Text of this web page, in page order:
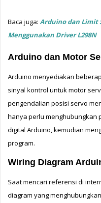
Baca juga: Arduino dan Limit
Menggunakan Driver L298N
Arduino dan Motor
Arduino menyediakan
sinyal kontrol untuk motor
pengendalian posisi servo
hanya perlu menghubungkan
digital Arduino, kemudian
program.
Wiring Diagram
Saat mencari referensi di
diagram yang